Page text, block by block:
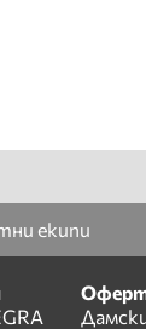
екипи